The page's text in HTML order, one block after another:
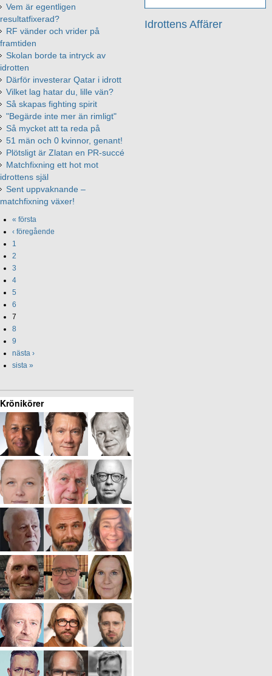
Idrottens Affärer
Vem är egentligen
resultatfixerad?
RF vänder och vrider på
framtiden
Skolan borde ta intryck av
idrotten
Därför investerar Qatar i idrott
Vilket lag hatar du, lille vän?
Så skapas fighting spirit
"Begärde inte mer än rimligt"
Så mycket att ta reda på
51 män och 0 kvinnor, genant!
Plötsligt är Zlatan en PR-succé
Matchfixning ett hot mot
idrottens själ
Sent uppvaknande –
matchfixning växer!
« första
‹ föregående
1
2
3
4
5
6
7
8
9
nästa ›
sista »
Krönikörer